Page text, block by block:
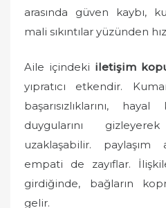
arasında güven kaybı,
mali sıkıntılar yüzünden
Aile içindeki iletişim
yıpratıcı etkendir.
başarısızlıklarını,
duygularını
uzaklaşabilir. paylaşım
empati de zayıflar.
girdiğinde, bağların
gelir.